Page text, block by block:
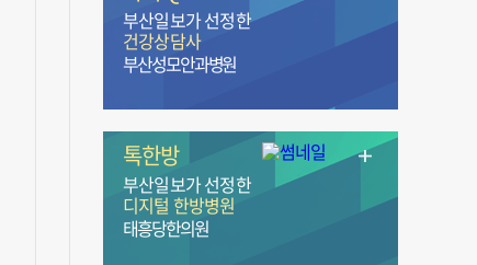
부산일보가 선정한
건강상담사
부산성모안과병원
톡한방
부산일보가 선정한
디지털 한방병원
태흥당한의원